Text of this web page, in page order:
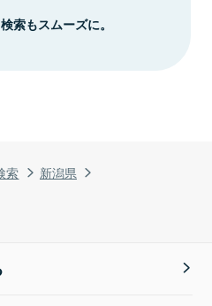
索
新潟県
索もスムーズに。